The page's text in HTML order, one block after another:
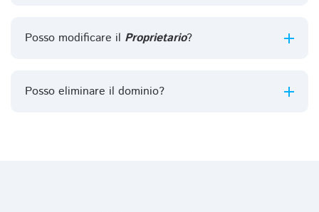
Posso modificare il Proprietario?
Posso eliminare il dominio?